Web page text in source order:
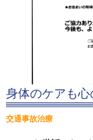
身体のケアも
交通事故治療